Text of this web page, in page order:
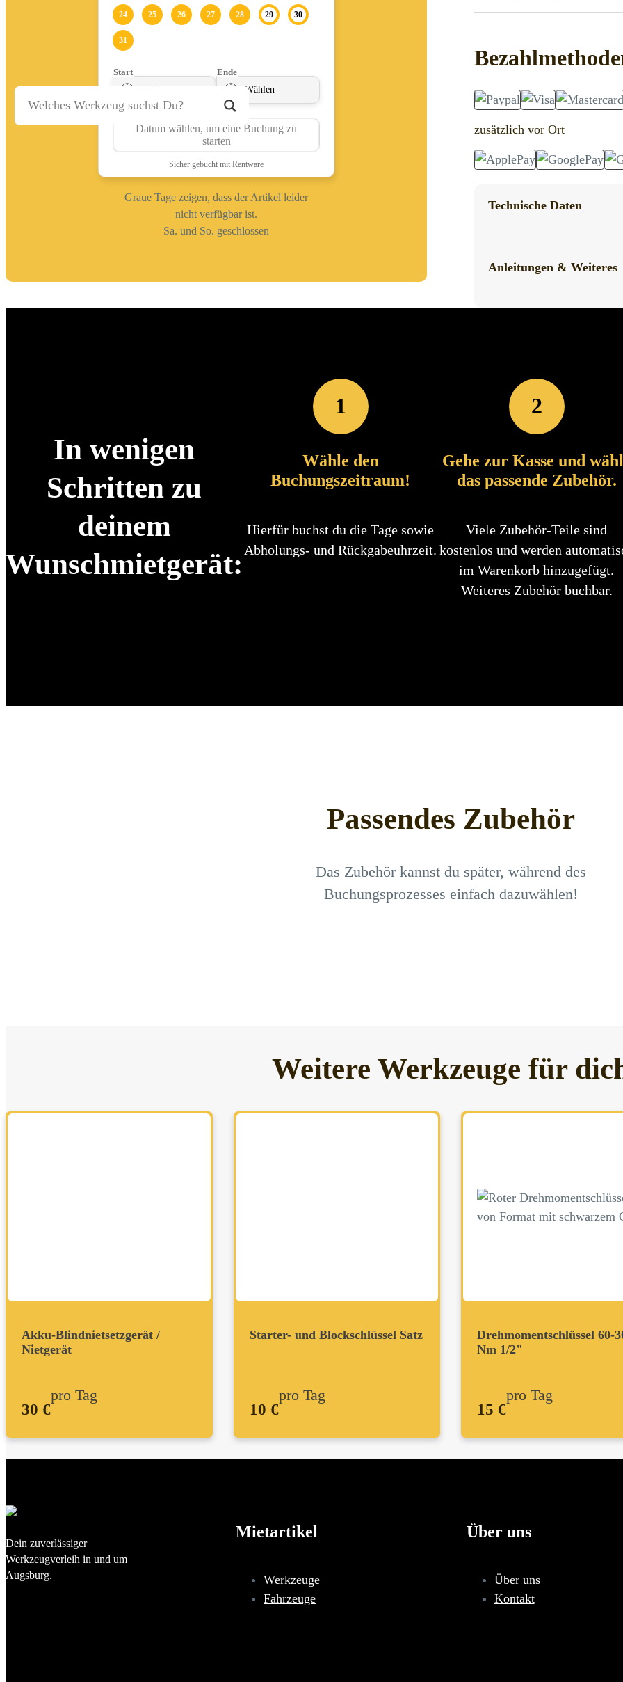
Transporter
Graue Tage zeigen, dass der Artikel leider
nicht verfügbar ist.
Sa. und So. geschlossen
zusätzlich vor Ort
Technische Daten
Anleitungen & Weiteres
In wenigen
Schritten zu
deinem
Wunschmietgerät:
1
Wähle den
Buchungszeitraum!
Hierfür buchst du die Tage sowie
Abholungs- und Rückgabeuhrzeit.
2
Gehe zur Kasse und
das passende Zubehör.
Viele Zubehör-Teile sind
kostenlos und werden
im Warenkorb hinzugefügt.
Weiteres Zubehör buchbar.
Passendes Zubehör
Das Zubehör kannst du später, während des
Buchungsprozesses einfach dazuwählen!
Weitere Werkzeuge für
Akku-Blindnietsetzgerät /
Nietgerät
30 €
pro Tag
Starter- und Blockschlüssel Satz
10 €
pro Tag
Drehmomentschlüssel 60-
Nm 1/2"
15 €
pro Tag
Dein zuverlässiger
Werkzeugverleih in und um
Augsburg.
Mietartikel
Werkzeuge
Fahrzeuge
Über uns
Über uns
Kontakt